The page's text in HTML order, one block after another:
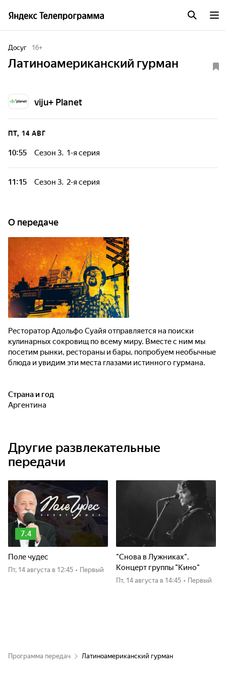
Досуг 16+
Латиноамериканский гурман
viju+ Planet
ПТ, 14 АВГ
10:55 Сезон 3. 1-я серия
11:15 Сезон 3. 2-я серия
О передаче
Ресторатор Адольфо Суайя отправляется на поиски
кулинарных сокровищ по всему миру. Вместе с ним мы
посетим рынки, рестораны и бары, попробуем необычные
блюда и увидим эти места глазами истинного гурмана.
Страна и год
Аргентина
Другие развлекательные
передачи
7.4
Поле чудес
пт, 14 августа в 12:45 • Первый
"Снова в Лужниках".
Концерт группы "Кино"
пт, 14 августа в 14:45 • Первый
Программа передач Латиноамериканский гурман